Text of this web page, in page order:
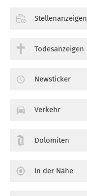
Stellenanzeigen
Todesanzeigen
Newsticker
Verkehr
Dolomiten
In der Nähe